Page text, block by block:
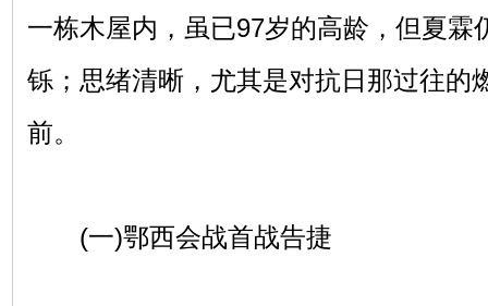
一栋木屋内，虽已97岁的高龄，但夏霖
铄；思绪清晰，尤其是对抗日那过往的
前。
(一)鄂西会战首战告捷